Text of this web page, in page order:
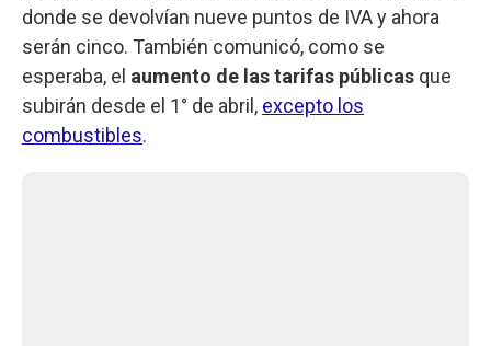
donde se devolvían nueve puntos de IVA y ahora
serán cinco. También comunicó, como se
esperaba, el aumento de las tarifas públicas que
subirán desde el 1° de abril, excepto los
combustibles.